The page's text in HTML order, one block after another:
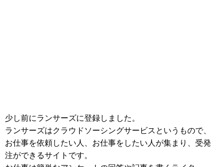
少し前にランサーズに登録しました。
ランサーズはクラウドソーシングサービスというもので、
お仕事を依頼したい人、お仕事をしたい人が集まり、受発
注ができるサイトです。